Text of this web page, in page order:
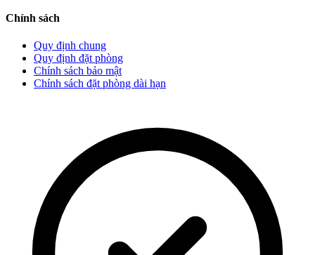
Chính sách
Quy định chung
Quy định đặt phòng
Chính sách bảo mật
Chính sách đặt phòng dài hạn